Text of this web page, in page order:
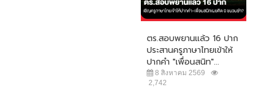
ตร.สอบพยานแล้ว 16 ปาก
ประสานครูภาษาไทยเข้าให้
ปากคำ "เพื่อนสนิท"...
8 สิงหาคม 2569
2,742